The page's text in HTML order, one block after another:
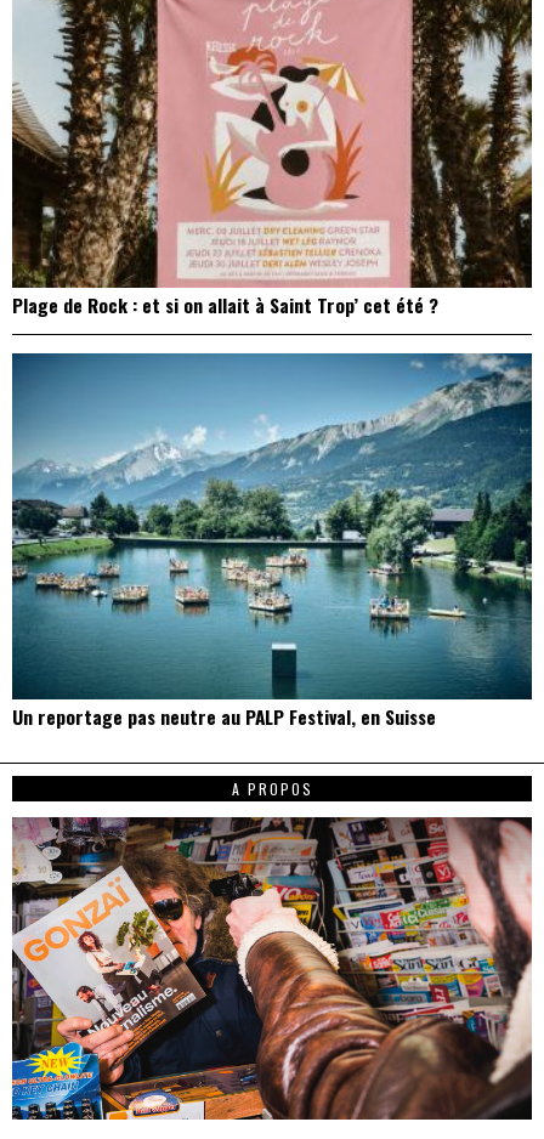
Plage de Rock : et si on allait à Saint Trop’ cet été ?
Un reportage pas neutre au PALP Festival, en Suisse
A PROPOS